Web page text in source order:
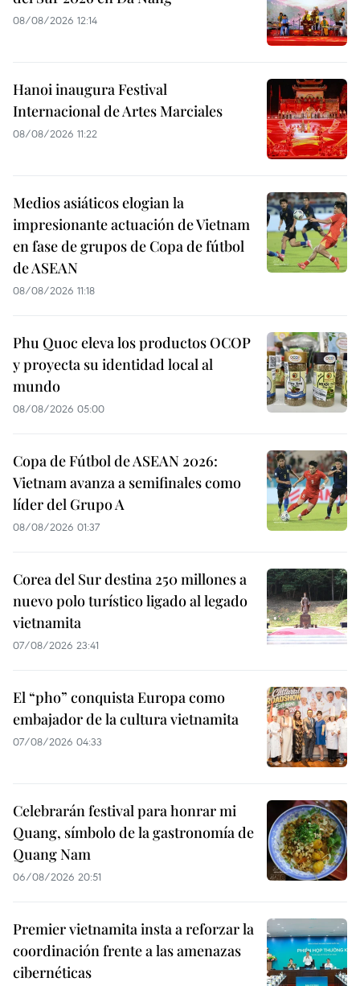
08/08/2026 12:14
Hanoi inaugura Festival
Internacional de Artes Marciales
08/08/2026 11:22
Medios asiáticos elogian la
impresionante actuación de Vietnam
en fase de grupos de Copa de fútbol
de ASEAN
08/08/2026 11:18
Phu Quoc eleva los productos OCOP
y proyecta su identidad local al
mundo
08/08/2026 05:00
Copa de Fútbol de ASEAN 2026:
Vietnam avanza a semifinales como
líder del Grupo A
08/08/2026 01:37
Corea del Sur destina 250 millones a
nuevo polo turístico ligado al legado
vietnamita
07/08/2026 23:41
El “pho” conquista Europa como
embajador de la cultura vietnamita
07/08/2026 04:33
Celebrarán festival para honrar mi
Quang, símbolo de la gastronomía de
Quang Nam
06/08/2026 20:51
Premier vietnamita insta a reforzar la
coordinación frente a las amenazas
cibernéticas